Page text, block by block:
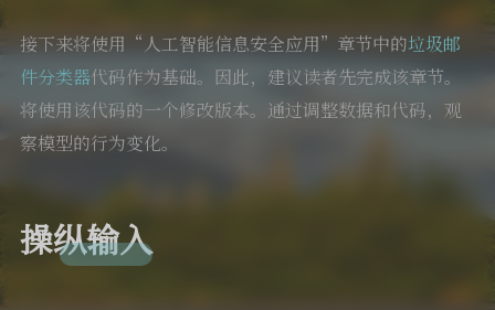
接下来将使用“人工智能信息安全应用”章节中的垃圾邮
件分类器代码作为基础。因此，建议读者先完成该章节。
将使用该代码的一个修改版本。通过调整数据和代码，观
察模型的行为变化。
操纵输入